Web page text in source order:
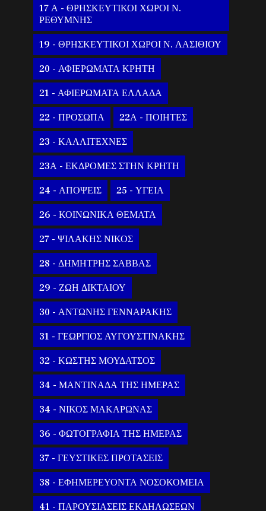
17 Α - ΘΡΗΣΚΕΥΤΙΚΟΙ ΧΩΡΟΙ Ν.
ΡΕΘΥΜΝΗΣ
19 - ΘΡΗΣΚΕΥΤΙΚΟΙ ΧΩΡΟΙ Ν. ΛΑΣΙΘΙΟΥ
20 - ΑΦΙΕΡΩΜΑΤΑ ΚΡΗΤΗ
21 - ΑΦΙΕΡΩΜΑΤΑ ΕΛΛΑΔΑ
22 - ΠΡΟΣΩΠΑ 22Α - ΠΟΙΗΤΕΣ
23 - ΚΑΛΛΙΤΕΧΝΕΣ
23Α - ΕΚΔΡΟΜΕΣ ΣΤΗΝ ΚΡΗΤΗ
24 - ΑΠΟΨΕΙΣ 25 - ΥΓΕΙΑ
26 - ΚΟΙΝΩΝΙΚΑ ΘΕΜΑΤΑ
27 - ΨΙΛΑΚΗΣ ΝΙΚΟΣ
28 - ΔΗΜΗΤΡΗΣ ΣΑΒΒΑΣ
29 - ΖΩΗ ΔΙΚΤΑΙΟΥ
30 - ΑΝΤΩΝΗΣ ΓΕΝΝΑΡΑΚΗΣ
31 - ΓΕΩΡΓΙΟΣ ΑΥΓΟΥΣΤΙΝΑΚΗΣ
32 - ΚΩΣΤΗΣ ΜΟΥΔΑΤΣΟΣ
34 - ΜΑΝΤΙΝΑΔΑ ΤΗΣ ΗΜΕΡΑΣ
34 - ΝΙΚΟΣ ΜΑΚΑΡΩΝΑΣ
36 - ΦΩΤΟΓΡΑΦΙΑ ΤΗΣ ΗΜΕΡΑΣ
37 - ΓΕΥΣΤΙΚΕΣ ΠΡΟΤΑΣΕΙΣ
38 - ΕΦΗΜΕΡΕΥΟΝΤΑ ΝΟΣΟΚΟΜΕΙΑ
41 - ΠΑΡΟΥΣΙΑΣΕΙΣ ΕΚΔΗΛΩΣΕΩΝ